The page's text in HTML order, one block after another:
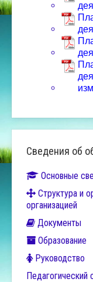
Сведения об
Основные
Структура и
организацией
Документы
Образование
Руководство
Педагогический